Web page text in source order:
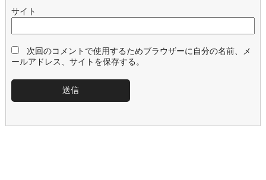
サイト
次回のコメントで使用するためブラウザーに自分の名前、メ
ールアドレス、サイトを保存する。